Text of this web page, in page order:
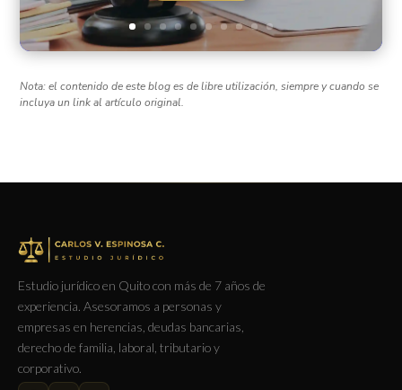
Nota: el contenido de este blog es de libre utilización, siempre y cuando se
incluya un link al artículo original.
Estudio jurídico en Quito con más de 7 años de
experiencia. Asesoramos a personas y
empresas en herencias, deudas bancarias,
derecho de familia, laboral, tributario y
corporativo.